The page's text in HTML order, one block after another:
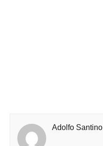
Adolfo Santino